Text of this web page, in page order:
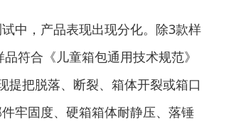
中，产品表现出现分化。除3款样
符合《儿童箱包通用技术规范》
提把脱落、断裂、箱体开裂或箱口
牢固度、硬箱箱体耐静压、落锤